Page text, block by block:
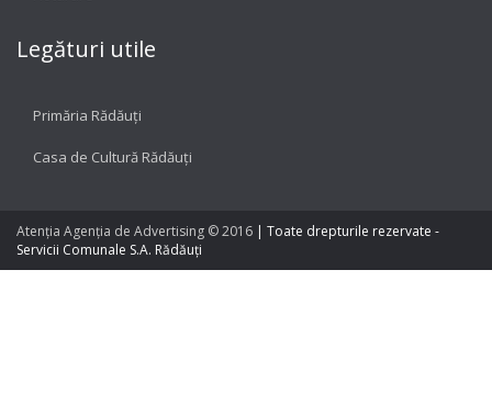
Legături utile
Primăria Rădăuți
Casa de Cultură Rădăuți
Atenția Agenția de Advertising © 2016 | Toate drepturile rezervate -
Servicii Comunale S.A. Rădăuți